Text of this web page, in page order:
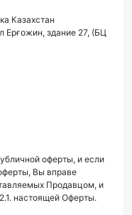
Казахстан
Ерғожин, здание 27, (БЦ
оферты, и если
Вы вправе
Продавцом, и
настоящей Оферты.